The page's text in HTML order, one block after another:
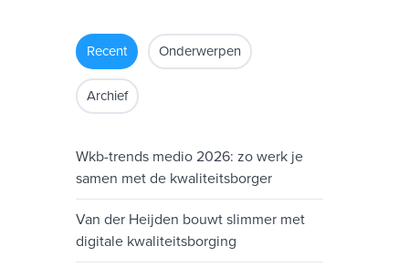
Recent Onderwerpen
Archief
Wkb-trends medio 2026: zo werk je
samen met de kwaliteitsborger
Van der Heijden bouwt slimmer met
digitale kwaliteitsborging